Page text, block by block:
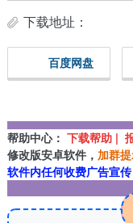
下载地址：
百度网盘
帮助中心： 下载帮助 |
修改版安卓软件， 加群
软件内任何收费广告宣